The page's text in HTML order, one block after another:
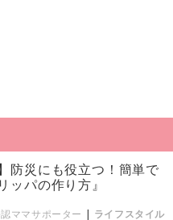
防災にも役立つ！簡単で
ッパの作り方』
ママサポーター | ライフスタイル